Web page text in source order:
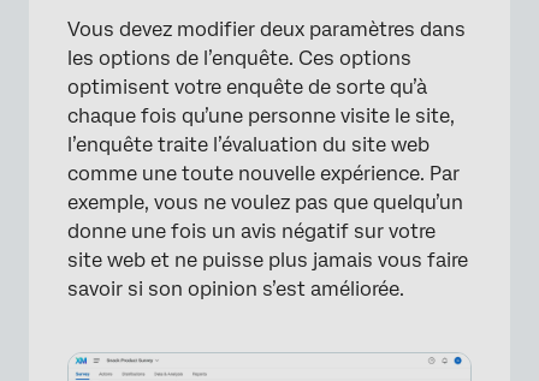
Vous devez modifier deux paramètres dans
les options de l’enquête. Ces options
optimisent votre enquête de sorte qu’à
chaque fois qu’une personne visite le site,
l’enquête traite l’évaluation du site web
comme une toute nouvelle expérience. Par
exemple, vous ne voulez pas que quelqu’un
donne une fois un avis négatif sur votre
site web et ne puisse plus jamais vous faire
savoir si son opinion s’est améliorée.